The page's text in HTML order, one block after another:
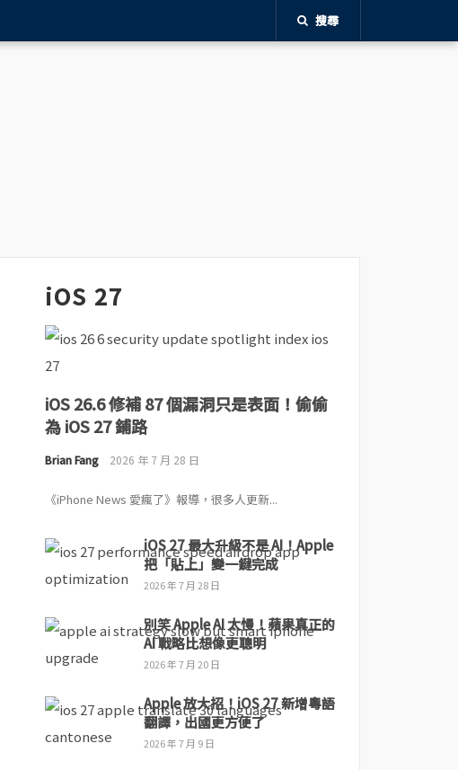
搜尋
iOS 27
iOS 26.6 修補 87 個漏洞只是表面！偷偷
為 iOS 27 鋪路
Brian Fang 2026 年 7 月 28 日
《iPhone News 愛瘋了》報導，很多人更新...
iOS 27 最大升級不是 AI！Apple
把「貼上」變一鍵完成
2026 年 7 月 28 日
別笑 Apple AI 太慢！蘋果真正的
AI 戰略比想像更聰明
2026 年 7 月 20 日
Apple 放大招！iOS 27 新增粵語
翻譯，出國更方便了
2026 年 7 月 9 日